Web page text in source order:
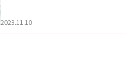
2023.11.10